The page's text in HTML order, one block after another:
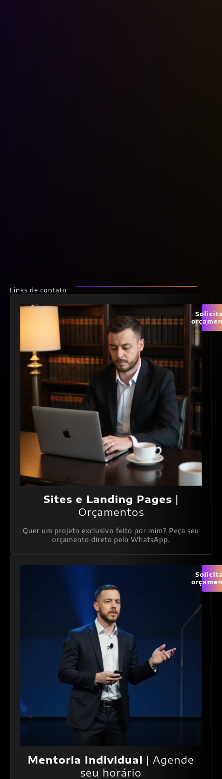
Links de contato
Sites e Landing Pages |
Orçamentos
Quer um projeto exclusivo feito por mim? Peça seu
orçamento direto pelo WhatsApp.
Mentoria Individual | Agende
seu horário